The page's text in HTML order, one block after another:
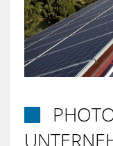
WIRTSCHAFT
VERWALTUNG
TOURISMUS